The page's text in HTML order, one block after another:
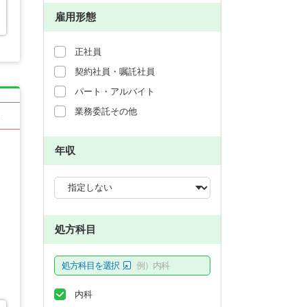
雇用形態
正社員
契約社員・嘱託社員
パート・アルバイト
業務委託その他
年収
処方科目
処方科目を選択 例）内科
内科